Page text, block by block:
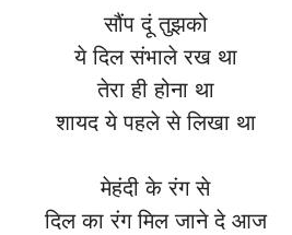
सौंप दूं तुझको
ये दिल संभाले रख था
तेरा ही होना था
शायद ये पहले से लिखा था
मेहंदी के रंग से
दिल का रंग मिल जाने दे आज